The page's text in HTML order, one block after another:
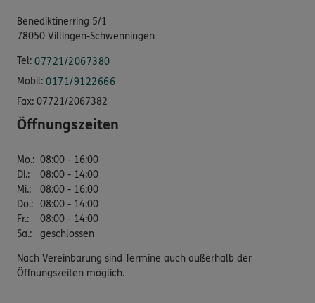
Benediktinerring 5/1
78050 Villingen-Schwenningen
Tel: 07721/2067380
Mobil: 0171/9122666
Fax: 07721/2067382
Öffnungszeiten
Mo.: 08:00 - 16:00
Di.:
08:00 - 14:00
Mi.:
08:00 - 16:00
Do.: 08:00 - 14:00
Fr.:
08:00 - 14:00
Sa.: geschlossen
Nach Vereinbarung sind Termine auch außerhalb der
Öffnungszeiten möglich.